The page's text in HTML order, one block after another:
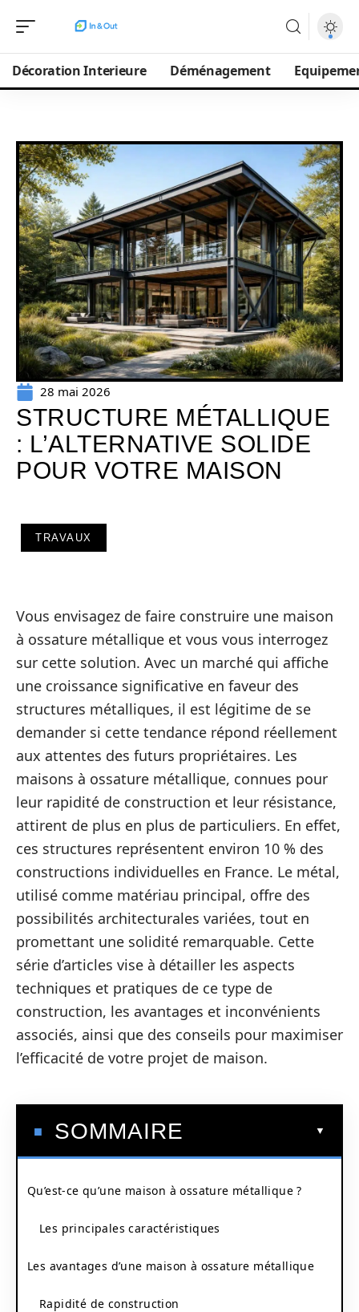
Décoration Interieure Déménagement
28 mai 2026
STRUCTURE MÉTALLIQUE
: L’ALTERNATIVE SOLIDE
POUR VOTRE MAISON
TRAVAUX
Vous envisagez de faire construire une maison
à ossature métallique et vous vous interrogez
sur cette solution. Avec un marché qui affiche
une croissance significative en faveur des
structures métalliques, il est légitime de se
demander si cette tendance répond réellement
aux attentes des futurs propriétaires. Les
maisons à ossature métallique, connues pour
leur rapidité de construction et leur résistance,
attirent de plus en plus de particuliers. En effet,
ces structures représentent environ 10 % des
constructions individuelles en France. Le métal,
utilisé comme matériau principal, offre des
possibilités architecturales variées, tout en
promettant une solidité remarquable. Cette
série d’articles vise à détailler les aspects
techniques et pratiques de ce type de
construction, les avantages et inconvénients
associés, ainsi que des conseils pour maximiser
l’efficacité de votre projet de maison.
SOMMAIRE
Qu’est-ce qu’une maison à ossature métallique ?
Les principales caractéristiques
Les avantages d’une maison à ossature métallique
Rapidité de construction